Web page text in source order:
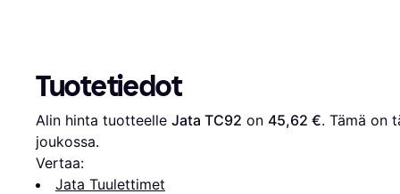
Tuotetiedot
Alin hinta tuotteelle Jata TC92 on 45,62 €. Tämä on
joukossa.
Vertaa:
Jata Tuulettimet